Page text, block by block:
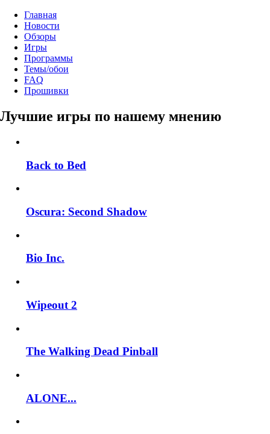
Главная
Новости
Обзоры
Игры
Программы
Темы/обои
FAQ
Прошивки
Лучшие игры по нашему мнению
Back to Bed
Oscura: Second Shadow
Bio Inc.
Wipeout 2
The Walking Dead Pinball
ALONE...